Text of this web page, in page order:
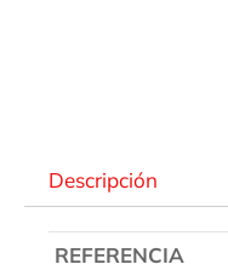
Descripción
REFERENCIA